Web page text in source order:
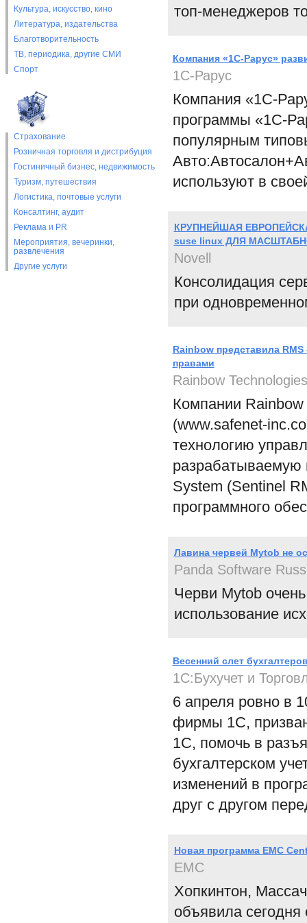
Культура, искусство, кино
Литература, издательства
Благотворительность
ТВ, периодика, другие СМИ
Спорт
Страхование
Розничная торговля и дистрибуция
Гостиничный бизнес, недвижимость
Туризм, путешествия
Логистика, почтовые услуги
Консалтинг, аудит
Реклама и PR
Мероприятия, вечеринки,
развлечения
Другие услуги
топ-менеджеров
Компания «1С-Рарус»
1С-Рарус
Компания «1С-
программы «1С-
популярным
используют в
КРУПНЕЙШАЯ
suse linux ДЛЯ
Novell
Консолидация
при
Rainbow представила
правами
Rainbow Technologies
Компании
(www.safenet-
технологию
разрабатываемую
System (Sentinel
программного
Лавина червей Mytob не
Panda Software
Черви Mytob
использование
Весенний слет
1C:Бухучет и
6 апреля ровно в
фирмы 1С,
1С, помочь в
бухгалтерском
изменений в
друг с другом
Новая программа EMC
EMC
Хопкинтон,
объявила